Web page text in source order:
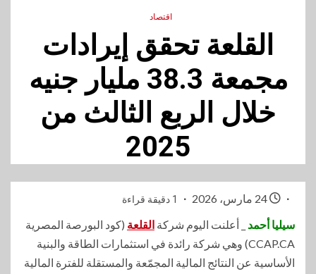
اقتصاد
القلعة تحقق إيرادات
مجمعة 38.3 مليار جنيه
خلال الربع الثالث من
2025
1 دقيقة قراءة
سيليا أحمد _ أعلنت اليوم شركة القلعة (كود البورصة المصرية
CCAP.CA) وهي شركة رائدة في استثمارات الطاقة والبنية
الأساسية عن النتائج المالية المجمّعة والمستقلة للفترة المالية